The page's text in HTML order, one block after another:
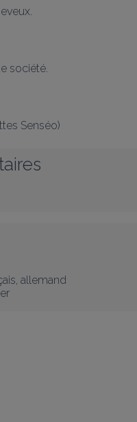
société.
Senséo)
, allemand